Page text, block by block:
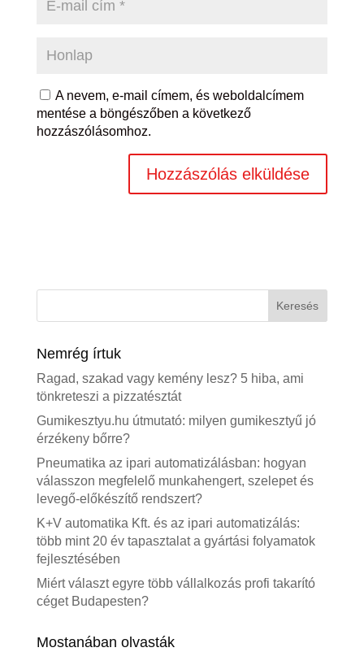
A nevem, e-mail címem, és weboldalcímem
mentése a böngészőben a következő
hozzászólásomhoz.
Nemrég írtuk
Ragad, szakad vagy kemény lesz? 5 hiba, ami
tönkreteszi a pizzatésztát
Gumikesztyu.hu útmutató: milyen gumikesztyű jó
érzékeny bőrre?
Pneumatika az ipari automatizálásban: hogyan
válasszon megfelelő munkahengert, szelepet és
levegő-előkészítő rendszert?
K+V automatika Kft. és az ipari automatizálás:
több mint 20 év tapasztalat a gyártási folyamatok
fejlesztésében
Miért választ egyre több vállalkozás profi takarító
céget Budapesten?
Mostanában olvasták